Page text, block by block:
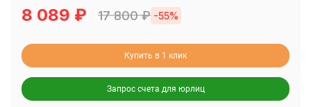
8 089 ₽ 17 800₽ -55%
Купить в 1 клик
Запрос счета для юрлиц